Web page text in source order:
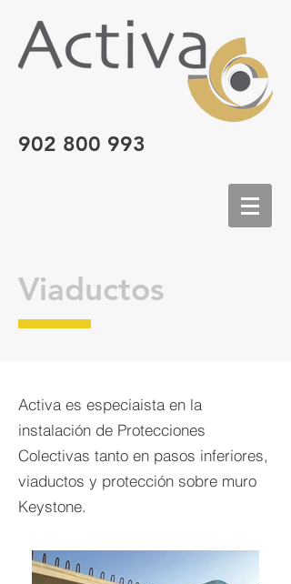
902 800 993
Activa es especiaista en la
instalación de Protecciones
Colectivas tanto en pasos inferiores,
viaductos y protección sobre muro
Keystone.
Viaductos